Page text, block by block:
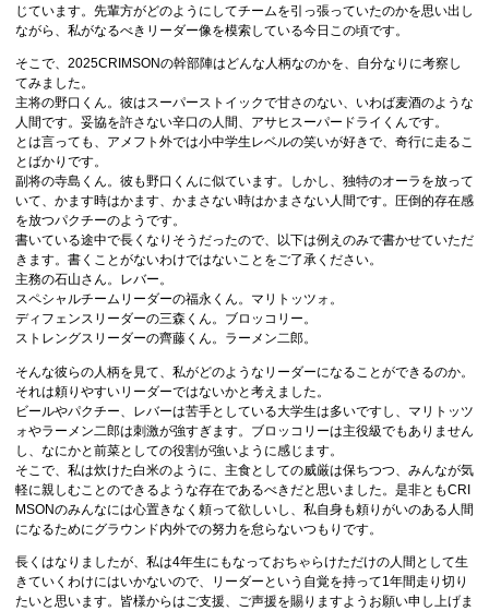
じています。先輩方がどのようにしてチームを引っ張っていたのかを思い出し
ながら、私がなるべきリーダー像を模索している今日この頃です。
そこで、2025CRIMSONの幹部陣はどんな人柄なのかを、自分なりに考察し
てみました。
主将の野口くん。彼はスーパーストイックで甘さのない、いわば麦酒のような
人間です。妥協を許さない辛口の人間、アサヒスーパードライくんです。
とは言っても、アメフト外では小中学生レベルの笑いが好きで、奇行に走るこ
とばかりです。
副将の寺島くん。彼も野口くんに似ています。しかし、独特のオーラを放って
いて、かます時はかます、かまさない時はかまさない人間です。圧倒的存在感
を放つパクチーのようです。
書いている途中で長くなりそうだったので、以下は例えのみで書かせていただ
きます。書くことがないわけではないことをご了承ください。
主務の石山さん。レバー。
スペシャルチームリーダーの福永くん。マリトッツォ。
ディフェンスリーダーの三森くん。ブロッコリー。
ストレングスリーダーの齊藤くん。ラーメン二郎。
そんな彼らの人柄を見て、私がどのようなリーダーになることができるのか。
それは頼りやすいリーダーではないかと考えました。
ビールやパクチー、レバーは苦手としている大学生は多いですし、マリトッツ
ォやラーメン二郎は刺激が強すぎます。ブロッコリーは主役級でもありません
し、なにかと前菜としての役割が強いように感じます。
そこで、私は炊けた白米のように、主食としての威厳は保ちつつ、みんなが気
軽に親しむことのできるような存在であるべきだと思いました。是非ともCRI
MSONのみんなには心置きなく頼って欲しいし、私自身も頼りがいのある人間
になるためにグラウンド内外での努力を怠らないつもりです。
長くはなりましたが、私は4年生にもなっておちゃらけただけの人間として生
きていくわけにはいかないので、リーダーという自覚を持って1年間走り切り
たいと思います。皆様からはご支援、ご声援を賜りますようお願い申し上げま